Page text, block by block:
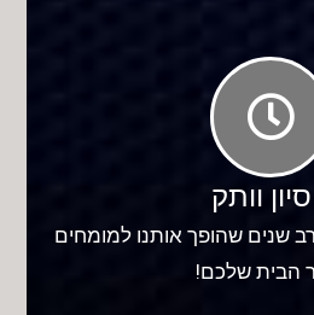
וותק
רב שנים שהופך אותנו למומחים
הבית שלכם!